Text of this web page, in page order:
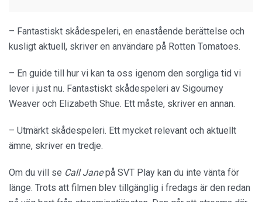
– Fantastiskt skådespeleri, en enastående berättelse och
kusligt aktuell, skriver en användare på Rotten Tomatoes.
– En guide till hur vi kan ta oss igenom den sorgliga tid vi
lever i just nu. Fantastiskt skådespeleri av Sigourney
Weaver och Elizabeth Shue. Ett måste, skriver en annan.
– Utmärkt skådespeleri. Ett mycket relevant och aktuellt
ämne, skriver en tredje.
Om du vill se Call Janepå SVT Play kan du inte vänta för
länge. Trots att filmen blev tillgänglig i fredags är den redan